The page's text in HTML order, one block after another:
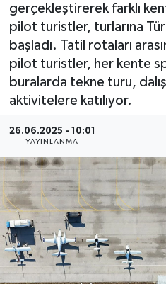
gerçekleştirerek farklı
pilot turistler, turlarına
başladı. Tatil rotaları
pilot turistler, her kente
buralarda tekne turu,
aktivitelere katılıyor.
26.06.2025 - 10:01
YAYINLANMA
Gündem
Günün Manşetleri
Haber Kuşakları
Haberler
KANALV Spor
Kültür Sanat
Magazin
Öğle Bülteni
Son Dakika Haberleri
Haber Arşivi